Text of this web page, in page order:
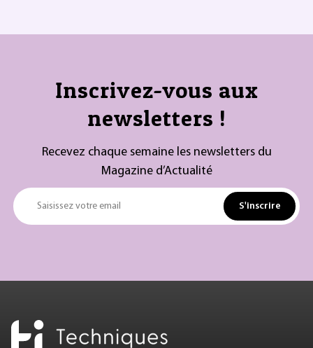
Inscrivez-vous aux
newsletters !
Recevez chaque semaine les newsletters du
Magazine d’Actualité
Saisissez votre email S'inscrire